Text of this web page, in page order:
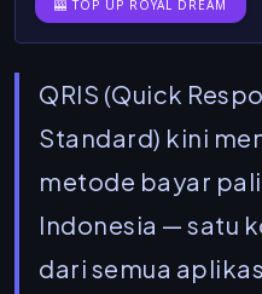
🎰 TOP UP ROYAL DREAM
QRIS (Quick
Standard) kini
metode bayar
Indonesia — satu
dari semua